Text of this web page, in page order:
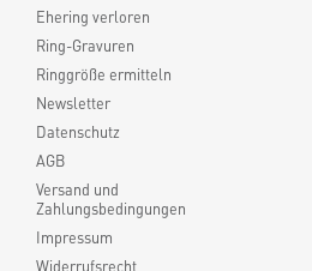
Ehering verloren
Ring-Gravuren
Ringgröße ermitteln
Newsletter
Datenschutz
AGB
Versand und
Zahlungsbedingungen
Impressum
Widerrufsrecht